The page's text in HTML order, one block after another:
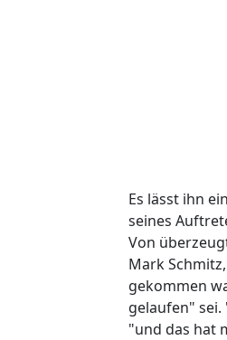
Es lässt ihn
seines
Von
Mark
gekommen
gelaufen" sei.
"und das hat